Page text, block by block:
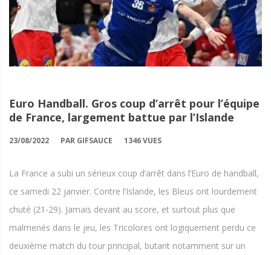
Euro Handball. Gros coup d’arrêt pour l’équipe
de France, largement battue par l’Islande
23/08/2022 PAR GIFSAUCE 1346 VUES
La France a subi un sérieux coup d’arrêt dans l’Euro de handball,
ce samedi 22 janvier. Contre l’Islande, les Bleus ont lourdement
chuté (21-29). Jamais devant au score, et surtout plus que
malmenés dans le jeu, les Tricolores ont logiquement perdu ce
deuxième match du tour principal, butant notamment sur un